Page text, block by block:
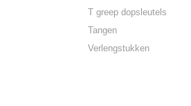
T greep dopsleutels
Tangen
Verlengstukken